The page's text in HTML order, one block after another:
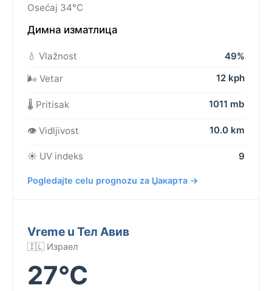
Osećaj 34°C
Димна изматлица
💧 Vlažnost
49%
🌬️ Vetar
12 kph
🌡️ Pritisak 1011 mb
👁️ Vidljivost 10.0 km
☀️ UV indeks 9
Pogledajte celu prognozu za Џакарта →
Vreme u Тел Авив
🇮🇱 Израел
27°C